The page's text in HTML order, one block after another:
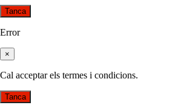
Tanca
Error
×
Cal acceptar els termes i condicions.
Tanca